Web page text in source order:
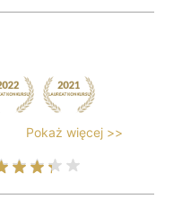
Pokaż więcej >>